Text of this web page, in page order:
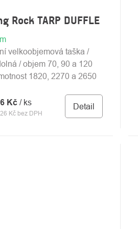
Rock TARP DUFFLE
Kč bez DPH
Kč / ks Detail
velkoobjemová taška /
/ objem 70, 90 a 120
1820, 2270 a 2650